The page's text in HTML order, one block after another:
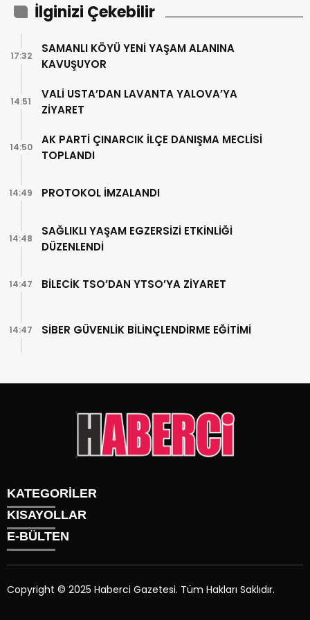
İlginizi Çekebilir
SAMANLI KÖYÜ YENİ YAŞAM ALANINA
KAVUŞUYOR
17:32
VALİ USTA’DAN LAVANTA YALOVA’YA
ZİYARET
14:51
AK PARTİ ÇINARCIK İLÇE DANIŞMA MECLİSİ
TOPLANDI
14:50
PROTOKOL İMZALANDI
14:49
SAĞLIKLI YAŞAM EGZERSİZİ ETKİNLİĞİ
DÜZENLENDİ
14:48
BİLECİK TSO’DAN YTSO’YA ZİYARET
14:47
SİBER GÜVENLİK BİLİNÇLENDİRME EĞİTİMİ
14:47
KATEGORİLER
Gündem
Siyaset
Sağlık
KISAYOLLAR
Künye
Üyelik
İletişim
E-BÜLTEN
Copyright © 2025 Haberci Gazetesi. Tüm Hakları Saklıdır.